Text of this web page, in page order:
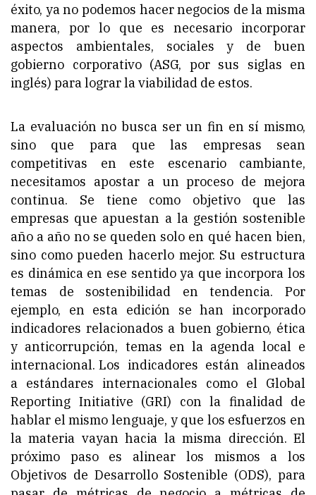
éxito, ya no podemos hacer negocios de la misma
manera, por lo que es necesario incorporar
aspectos ambientales, sociales y de buen
gobierno corporativo (ASG, por sus siglas en
inglés) para lograr la viabilidad de estos.
La evaluación no busca ser un fin en sí mismo,
sino que para que las empresas sean
competitivas en este escenario cambiante,
necesitamos apostar a un proceso de mejora
continua. Se tiene como objetivo que las
empresas que apuestan a la gestión sostenible
año a año no se queden solo en qué hacen bien,
sino como pueden hacerlo mejor. Su estructura
es dinámica en ese sentido ya que incorpora los
temas de sostenibilidad en tendencia. Por
ejemplo, en esta edición se han incorporado
indicadores relacionados a buen gobierno, ética
y anticorrupción, temas en la agenda local e
internacional. Los indicadores están alineados
a estándares internacionales como el Global
Reporting Initiative (GRI) con la finalidad de
hablar el mismo lenguaje, y que los esfuerzos en
la materia vayan hacia la misma dirección. El
próximo paso es alinear los mismos a los
Objetivos de Desarrollo Sostenible (ODS), para